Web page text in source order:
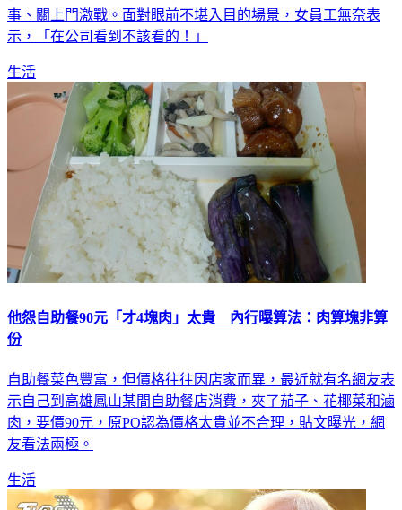
示，「在公司看到不該看的！」
份
示自己到高雄鳳山某間自助餐店消費，夾了茄子、花椰菜和滷
肉，要價90元，原PO認為價格太貴並不合理，貼文曝光，網
友看法兩極。